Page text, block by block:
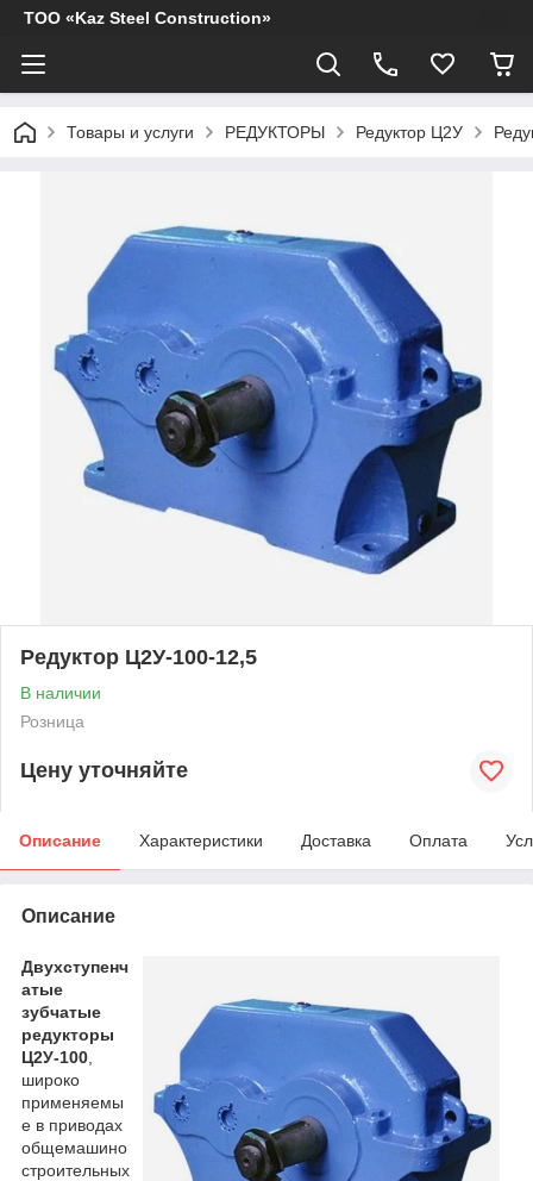
ТОО «Kaz Steel Construction»
Товары и услуги РЕДУКТОРЫ Редуктор Ц2У
Редуктор Ц2У-100-12,5
В наличии
Розница
Цену уточняйте
Описание Характеристики Доставка Оплата
Описание
Двухступенч
атые
зубчатые
редукторы
Ц2У-100
широко
применяемы
е в приводах
общемашино
строительных